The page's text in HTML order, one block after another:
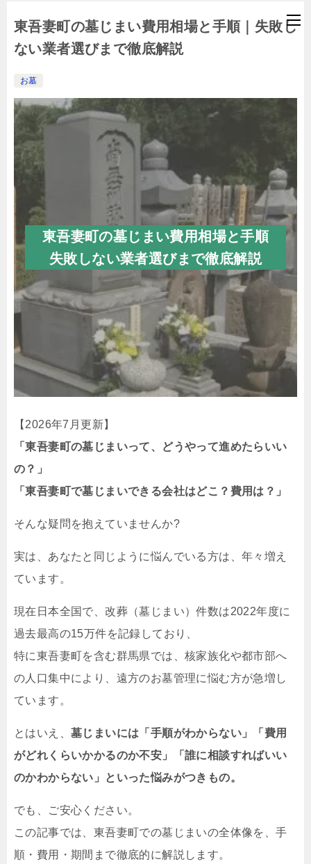
東吾妻町の墓じまい費用相場と手順｜失敗し
ない業者選びまで徹底解説
お墓
東吾妻町の墓じまい費用相場と手順
失敗しない業者選びまで徹底解説
【2026年7月更新】
「東吾妻町の墓じまいって、どうやって進めたらいい
の？」
「東吾妻町で墓じまいできる会社はどこ？費用は？」
そんな疑問を抱えていませんか?
実は、あなたと同じように悩んでいる方は、年々増え
ています。
現在日本全国で、改葬（墓じまい）件数は2022年度に
過去最高の15万件を記録しており、
特に東吾妻町を含む群馬県では、核家族化や都市部へ
の人口集中により、遠方のお墓管理に悩む方が急増し
ています。
とはいえ、 墓じまいには「手順がわからない」「費用
がどれくらいかかるのか不安」「誰に相談すればいい
のかわからない」といった悩みがつきもの。
でも、ご安心ください。
この記事では、東吾妻町での墓じまいの全体像を、手
順・費用・期間まで徹底的に解説します。